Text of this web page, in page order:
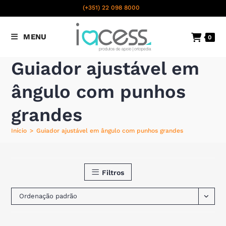
(+351) 22 098 8000
nacional
MENU 0
Guiador ajustável em
ângulo com punhos
grandes
Início > Guiador ajustável em ângulo com punhos grandes
Filtros
Ordenação padrão